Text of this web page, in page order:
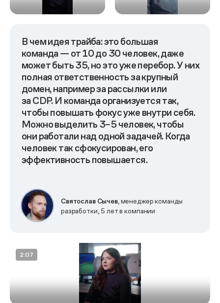
Устройство команд Миссии и ланчпады
Роли в команде
Улучшение Developer
Experience
В чем идея трайба: это большая
команда — от 10 до 30 человек, даже
может быть 35, но это уже перебор. У них
полная ответственность за крупный
домен, например за рассылки или
за CDP. И команда организуется так,
чтобы повышать фокус уже внутри себя.
Можновыделить 3–5 человек, чтобы
они работали над одной задачей. Когда
человек так сфокусирован, его
эффективность повышается.
Святослав Сычев,менеджер команды
разработки, 5 лет в компании